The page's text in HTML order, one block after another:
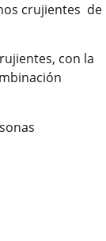
crujientes de
con la